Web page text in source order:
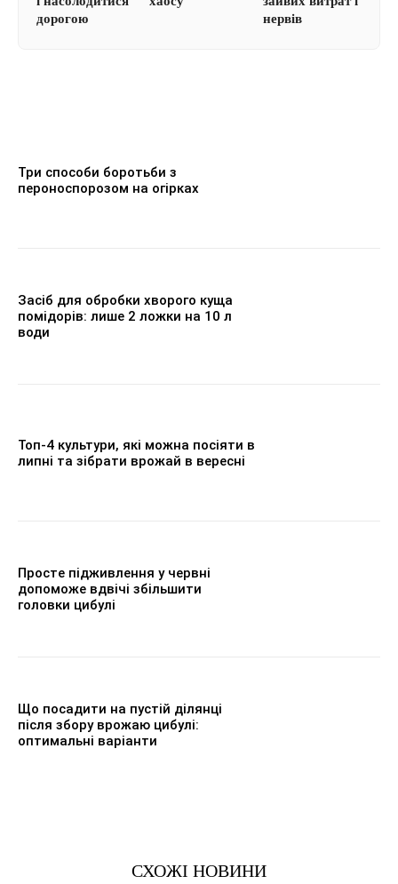
дорогою
нервів
Три способи боротьби з
пероноспорозом на огірках
Засіб для обробки хворого куща
помідорів: лише 2 ложки на 10 л
води
Топ-4 культури, які можна посіяти в
липні та зібрати врожай в вересні
Просте підживлення у червні
допоможе вдвічі збільшити
головки цибулі
Що посадити на пустій ділянці
після збору врожаю цибулі:
оптимальні варіанти
СХОЖІ НОВИНИ